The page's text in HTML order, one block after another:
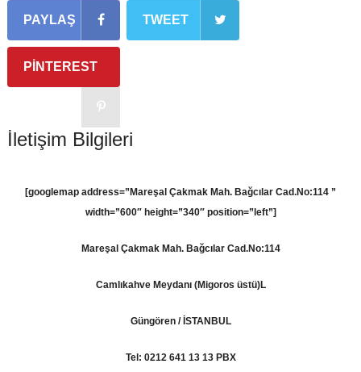
PAYLAŞ TWEET
PINTEREST
İletişim Bilgileri
[googlemap address=”Mareşal Çakmak Mah. Bağcılar Cad.No:114 ”
width=”600″ height=”340″ position=”left”]
Mareşal Çakmak Mah. Bağcılar Cad.No:114
Camlıkahve Meydanı (Migoros üstü)L
Güngören / İSTANBUL
Tel: 0212 641 13 13 PBX